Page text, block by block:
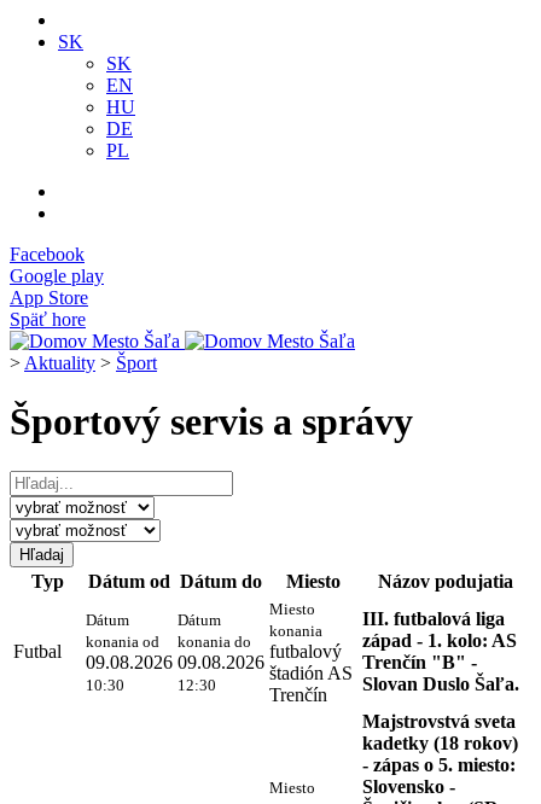
SK
SK
EN
HU
DE
PL
Facebook
Google play
App Store
Späť hore
> Aktuality > Šport
Športový servis a správy
Typ Dátum od Dátum do Miesto Názov podujatia
Futbal
Dátum
konania od
09.08.2026
10:30
Dátum
konania do
09.08.2026
12:30
Miesto
konania
futbalový
štadión AS
Trenčín
III. futbalová liga
západ - 1. kolo: AS
Trenčín "B" -
Slovan Duslo Šaľa.
Miesto
Majstrovstvá sveta
kadetky (18 rokov)
- zápas o 5. miesto:
Slovensko -